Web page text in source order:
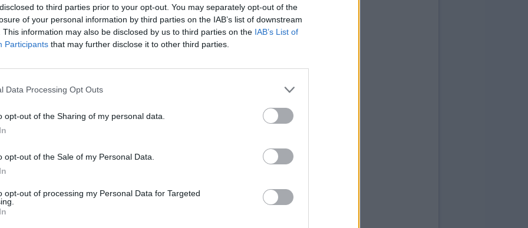
to third parties prior to your opt-out. You may separately opt-out of the
of your personal information by third parties on the IAB’s list of downstream
This information may also be disclosed by us to third parties on the IAB’s List of
Participants that may further disclose it to other third parties.
Data Processing Opt Outs
opt-out of the Sharing of my personal data.
opt-out of the Sale of my Personal Data.
opt-out of processing my Personal Data for Targeted
PSV Eindhoven-Napoli (A)
Napoli-Eintracht Frankfurt (H)
21:00 Napoli-Qarabağ FK (H)
21:00 SL Benfica-Napoli (A)
F.C. Copenhagen-Napoli (A)
Napoli-Chelsea FC (H)
League